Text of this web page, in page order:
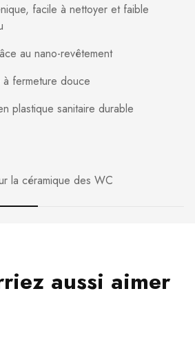
facile à nettoyer et faible
au nano-revêtement
fermeture douce
plastique sanitaire durable
la céramique des WC
aussi aimer